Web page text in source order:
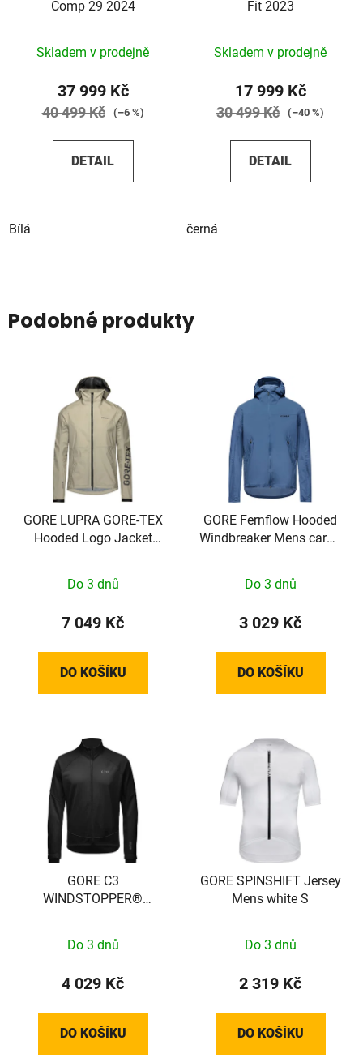
Comp 29 2024
Skladem v prodejně
37 999 Kč
40 499 Kč (–6 %)
DETAIL
Bílá
Fit 2023
Skladem v prodejně
17 999 Kč
30 499 Kč (–40 %)
DETAIL
černá
Podobné produkty
GORE LUPRA GORE-TEX
Hooded Logo Jacket
Do 3 dnů
7 049 Kč
DO KOŠÍKU
GORE Fernflow Hooded
Windbreaker Mens cargo
Do 3 dnů
3 029 Kč
DO KOŠÍKU
GORE C3
WINDSTOPPER®
Do 3 dnů
4 029 Kč
DO KOŠÍKU
GORE SPINSHIFT Jersey
Mens white S
Do 3 dnů
2 319 Kč
DO KOŠÍKU